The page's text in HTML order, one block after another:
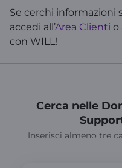
Se cerchi informazioni
accedi all’Area Clienti o
con WILL!
Cerca nelle
Inserisci almeno tre